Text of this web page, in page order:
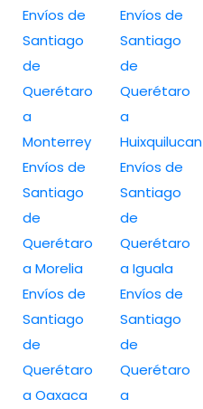
Envíos de
Santiago
de
Querétaro
a
Monterrey
Envíos de
Santiago
de
Querétaro
a Morelia
Envíos de
Santiago
de
Querétaro
a Oaxaca
Envíos de
Santiago
de
Querétaro
a
Huixquilucan
Envíos de
Santiago
de
Querétaro
a Iguala
Envíos de
Santiago
de
Querétaro
a